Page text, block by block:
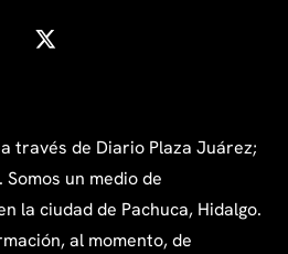
través de Diario Plaza Juárez;
un medio de
la ciudad de Pachuca, Hidalgo.
al momento, de